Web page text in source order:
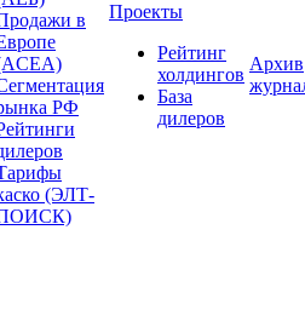
в
РФ
(ЭЛТ-
Проекты
Рейтинг
холдингов
База
дилеров
Архив